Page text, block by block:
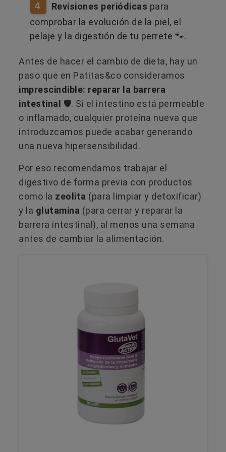
4 Revisiones periódicas para
comprobar la evolución de la piel, el
pelaje y la digestión de tu perrete 🐾.
Antes de hacer el cambio de dieta, hay un
paso que en Patitas&co consideramos
imprescindible: reparar la barrera
intestinal
🛡️. Si el intestino está permeable
o inflamado, cualquier proteína nueva que
introduzcamos puede acabar generando
una nueva hipersensibilidad.
Por eso recomendamos trabajar el
digestivo de forma previa con productos
como la zeolita (para limpiar y detoxificar)
y la glutamina (para cerrar y reparar la
barrera intestinal), al menos una semana
antes de cambiar la alimentación.